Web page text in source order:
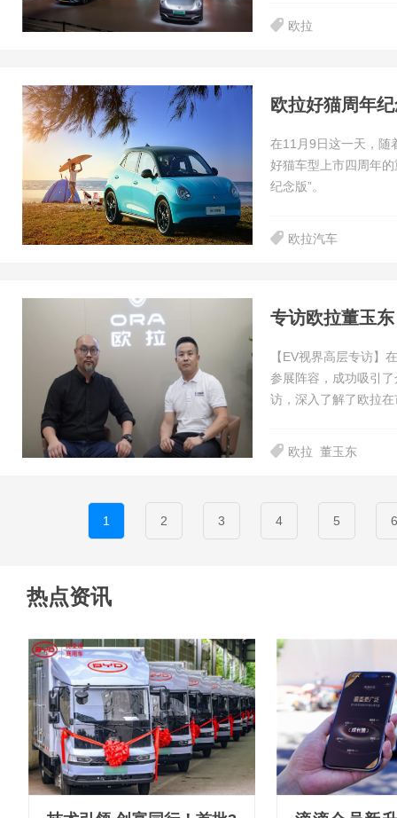
欧拉
欧拉好猫周年
在11月9日这一天，随
好猫车型上市四周年
纪念版”。
欧拉汽车
专访欧拉董玉
【EV视界高层专访】
参展阵容，成功吸引
访，深入了解了欧拉
欧拉 董玉东
1 2 3 4 5 6
热点资讯